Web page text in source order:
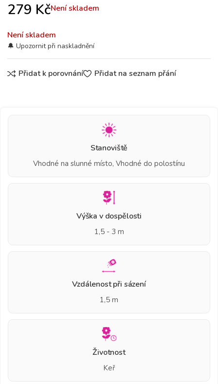
279 KčNení skladem
Není skladem
Přidat k porovnání Přidat na seznam přání
Stanoviště
Vhodné na slunné místo, Vhodné do polostínu
Výška v dospělosti
1,5 - 3 m
Vzdálenost při sázení
1,5 m
Životnost
Keř